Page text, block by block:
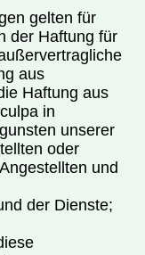
gelten für
der Haftung für
aus
Haftung aus
in
unserer
oder
und
der Dienste;